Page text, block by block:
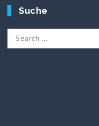
Suche
Search